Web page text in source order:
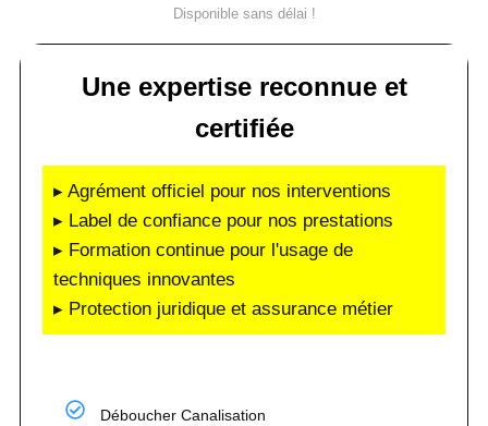
Disponible sans délai !
Une expertise reconnue et
certifiée
▸ Agrément officiel pour nos interventions
▸ Label de confiance pour nos prestations
▸ Formation continue pour l'usage de
techniques innovantes
▸ Protection juridique et assurance métier
Déboucher Canalisation